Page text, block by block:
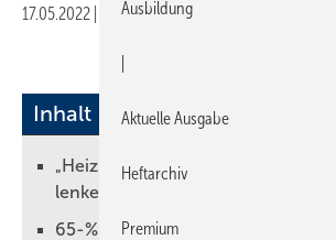
17.05.2022 Druckvorschau
Inhalt
„Heizungssanierung auf die
lenken“
65-%-Klausel für erneuerbare
Ausbildung
Aktuelle Ausgabe
Heftarchiv
Premium